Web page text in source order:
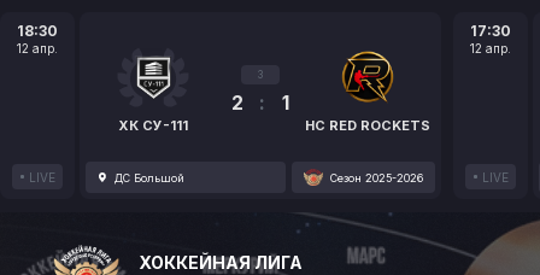
18:30
12 апр.
LIVE
ХК СУ-111
3
2 : 1
HC RED ROCKETS
ДС Большой Сезон 2025-2026
17:30
12 апр.
LIVE
ХОККЕЙНАЯ ЛИГА